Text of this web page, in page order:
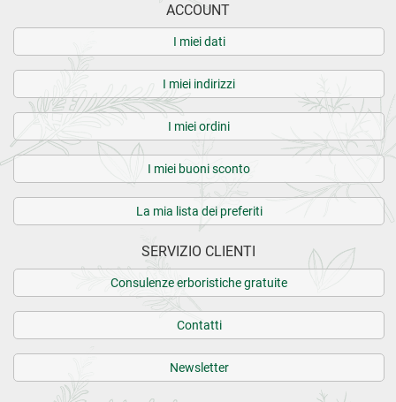
ACCOUNT
I miei dati
I miei indirizzi
I miei ordini
I miei buoni sconto
La mia lista dei preferiti
SERVIZIO CLIENTI
Consulenze erboristiche gratuite
Contatti
Newsletter